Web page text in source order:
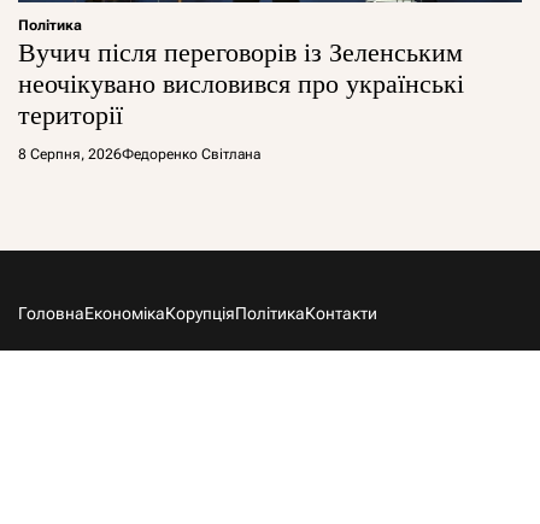
Політика
Вучич після переговорів із Зеленським
неочікувано висловився про українські
території
8 Серпня, 2026Федоренко Світлана
ГоловнаЕкономікаКорупціяПолітикаКонтакти